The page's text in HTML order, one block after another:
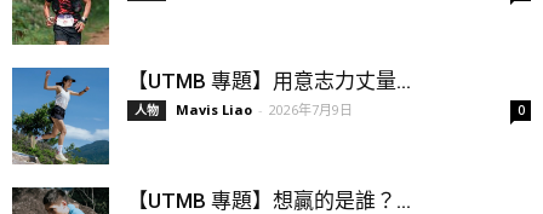
【UTMB 專題】用意志力丈量...
人物 Mavis Liao - 2026年7月9日 0
【UTMB 專題】想贏的是誰？...